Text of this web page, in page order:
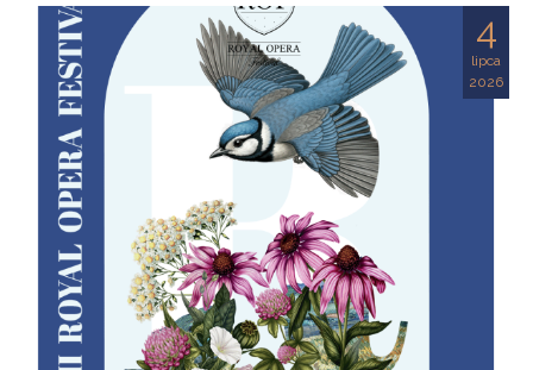
4
lipca
2026